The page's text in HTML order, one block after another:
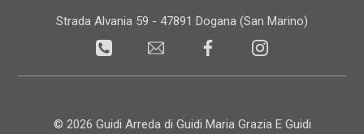
Strada Alvania 59 - 47891 Dogana (San Marino)
© 2026 Guidi Arreda di Guidi Maria Grazia E Guidi